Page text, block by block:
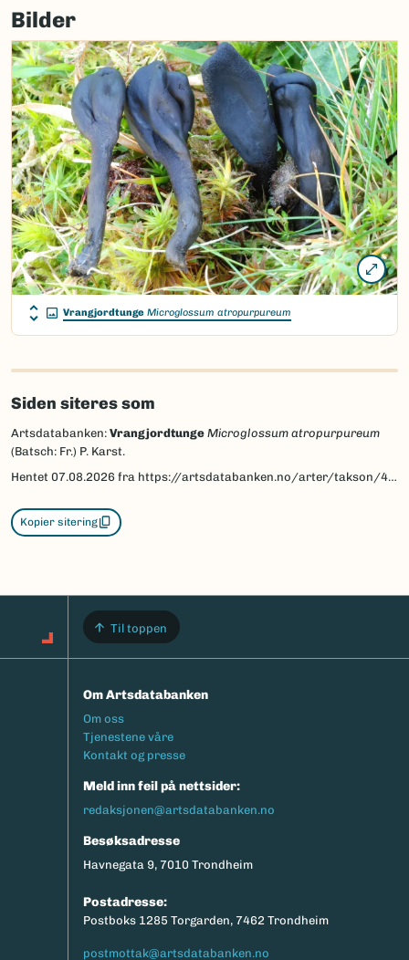
Bilder
Vrangjordtunge Microglossum atropurpureum
Siden siteres som
Artsdatabanken: Vrangjordtunge Microglossum atropurpureum
(Batsch: Fr.) P. Karst.
Hentet 07.08.2026 fra https://artsdatabanken.no/arter/takson/43901
Kopier sitering
Til toppen
Om Artsdatabanken
Footermeny
Om oss
Tjenestene våre
Kontakt og presse
Meld inn feil på nettsider:
redaksjonen@artsdatabanken.no
Besøksadresse
Havnegata 9, 7010 Trondheim
Postadresse:
Postboks 1285 Torgarden, 7462 Trondheim
postmottak@artsdatabanken.no